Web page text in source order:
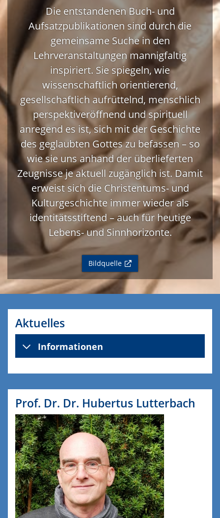
Die entstandenen Buch- und
Aufsatzpublikationen sind durch die
gemeinsame Suche in den
Lehrveranstaltungen mannigfaltig
inspiriert. Sie spiegeln, wie
wissenschaftlich orientierend,
gesellschaftlich aufrüttelnd, menschlich
perspektiveröffnend und spirituell
anregend es ist, sich mit der Geschichte
des geglaubten Gottes zu befassen – so
wie sie uns anhand der überlieferten
Zeugnisse je aktuell zugänglich ist. Damit
erweist sich die Christentums- und
Kulturgeschichte immer wieder als
identitätsstiftend – auch für heutige
Lebens- und Sinnhorizonte.
Bildquelle
Aktuelles
Informationen
Prof. Dr. Dr. Hubertus Lutterbach